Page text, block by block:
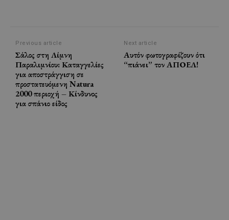
Previous article
Σάλος στη Λίμνη
Παραλιμνίου: Καταγγελίες
για αποστράγγιση σε
προστατευόμενη Natura
2000 περιοχή – Κίνδυνος
για σπάνιο είδος
Next article
Αυτόν φωτογραφίζουν ότι
“πιάνει” τον ΑΠΟΕΛ!